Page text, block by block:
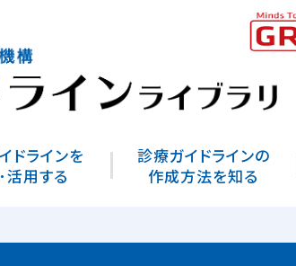
ドラインを
活用する
診療ガイドラインの
作成方法を知る